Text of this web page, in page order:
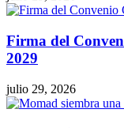
Firma del
2029
julio 29, 2026